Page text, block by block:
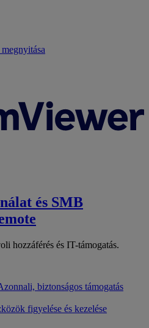
és SMB
hozzáférés és IT-támogatás.
biztonságos támogatás
figyelése és kezelése